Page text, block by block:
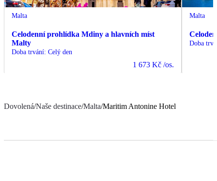
Malta
Celodenní prohlídka Mdiny a hlavních míst
Malty
Doba trvání: Celý den
1 673 Kč /os.
Malta
Doba
Dovolená/Naše destinace/Malta/Maritim Antonine Hotel